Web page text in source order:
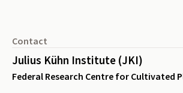
Contact
Julius Kühn Institute (JKI)
Federal Research Centre for Cultivated